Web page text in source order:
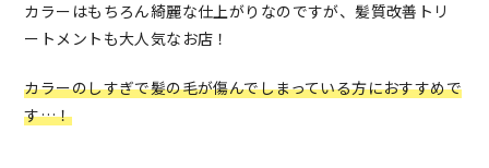
カラーはもちろん綺麗な仕上がりなのですが、髪質改善トリ
ートメントも大人気なお店！
カラーのしすぎで髪の毛が傷んでしまっている方におすすめで
す…！